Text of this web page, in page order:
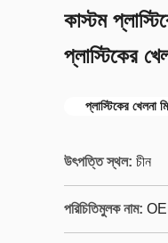
কাস্টম
প্লাস্টিকের
প্লাস্টিকের খেলনা
উৎপত্তি স্থল: চীন
পরিচিতিমুলক নাম: